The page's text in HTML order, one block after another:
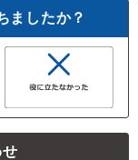
ましたか？